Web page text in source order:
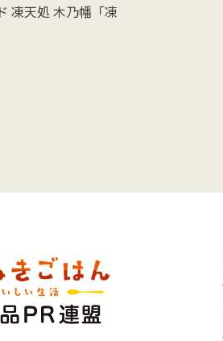
凍天処 木乃幡「凍